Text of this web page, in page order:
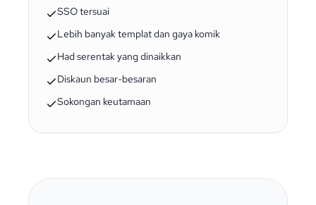
SSO tersuai
Lebih banyak templat dan gaya komik
Had serentak yang dinaikkan
Diskaun besar-besaran
Sokongan keutamaan